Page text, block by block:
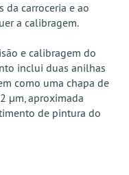
da carroceria e ao
a calibragem.
e calibragem do
inclui duas anilhas
como uma chapa de
μm, aproximada
de pintura do